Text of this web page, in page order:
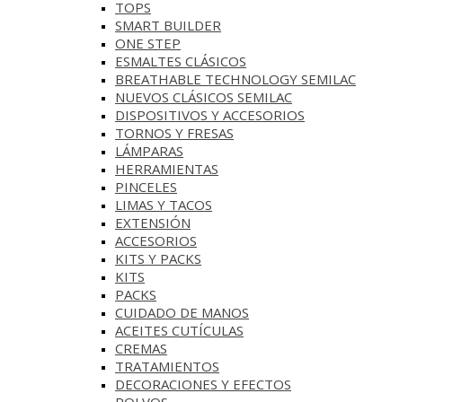
TOPS
SMART BUILDER
ONE STEP
ESMALTES CLÁSICOS
BREATHABLE TECHNOLOGY SEMILAC
NUEVOS CLÁSICOS SEMILAC
DISPOSITIVOS Y ACCESORIOS
TORNOS Y FRESAS
LÁMPARAS
HERRAMIENTAS
PINCELES
LIMAS Y TACOS
EXTENSIÓN
ACCESORIOS
KITS Y PACKS
KITS
PACKS
CUIDADO DE MANOS
ACEITES CUTÍCULAS
CREMAS
TRATAMIENTOS
DECORACIONES Y EFECTOS